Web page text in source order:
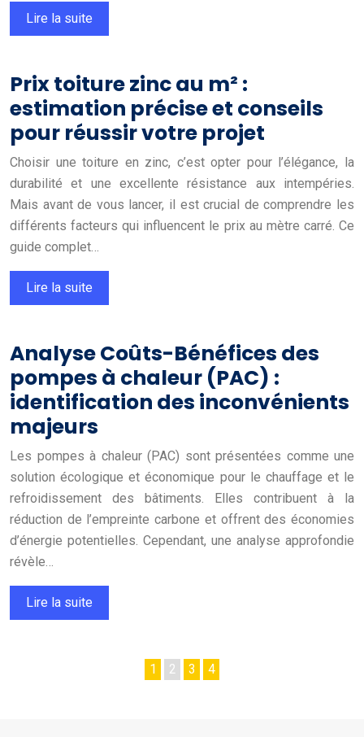
Lire la suite
Prix toiture zinc au m² :
estimation précise et conseils
pour réussir votre projet
Choisir une toiture en zinc, c’est opter pour l’élégance, la
durabilité et une excellente résistance aux intempéries.
Mais avant de vous lancer, il est crucial de comprendre les
différents facteurs qui influencent le prix au mètre carré. Ce
guide complet…
Lire la suite
Analyse Coûts-Bénéfices des
pompes à chaleur (PAC) :
identification des inconvénients
majeurs
Les pompes à chaleur (PAC) sont présentées comme une
solution écologique et économique pour le chauffage et le
refroidissement des bâtiments. Elles contribuent à la
réduction de l’empreinte carbone et offrent des économies
d’énergie potentielles. Cependant, une analyse approfondie
révèle…
Lire la suite
1 2 3 4